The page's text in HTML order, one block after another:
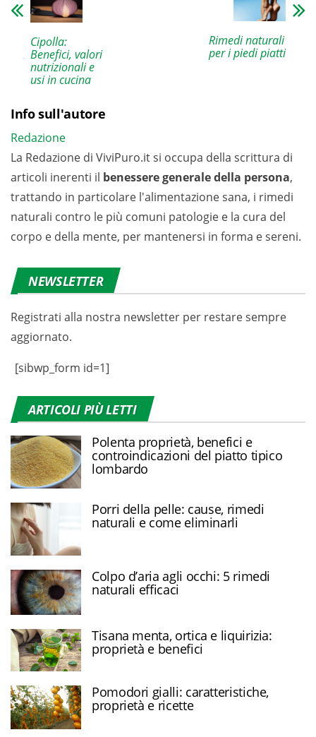
Cipolla:
Benefici, valori
nutrizionali e
usi in cucina
Rimedi naturali
per i piedi piatti
Info sull'autore
Redazione
La Redazione di ViviPuro.it si occupa della scrittura di
articoli inerenti il benessere generale della persona,
trattando in particolare l'alimentazione sana, i rimedi
naturali contro le più comuni patologie e la cura del
corpo e della mente, per mantenersi in forma e sereni.
NEWSLETTER
Registrati alla nostra newsletter per restare sempre
aggiornato.
[sibwp_form id=1]
ARTICOLI PIÙ LETTI
Polenta proprietà, benefici e
controindicazioni del piatto tipico
lombardo
Porri della pelle: cause, rimedi
naturali e come eliminarli
Colpo d’aria agli occhi: 5 rimedi
naturali efficaci
Tisana menta, ortica e liquirizia:
proprietà e benefici
Pomodori gialli: caratteristiche,
proprietà e ricette